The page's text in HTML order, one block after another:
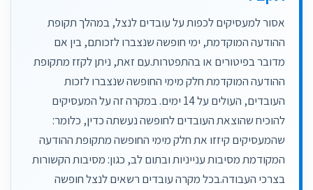
אסור למעסיקים לכפות על עובדים לנצל, במהלך תקופת
ההודעה המוקדמת, ימי חופשה שנצברו לזכותם, בין אם
מדובר בפיטורים או בהתפטרות.עם זאת, ניתן לקזז מתקופת
ההודעה המוקדמת חלק מימי החופשה שנצברו לזכות
העובדים, העולים על 14 ימים. במקרה זה על המעסיקים
להוכיח שהוצאת העובדים לחופשה נעשתה כדין, כלומר:
שהמעסיקים קיזזו את חלק מימי החופשה מתקופת ההודעה
המקודמת מסיבות ענייניות ובתום לב, כגון: מסיבות הקשורות
בצרכי העבודה.בכל מקרה עובדים רשאים לנצל חופשה